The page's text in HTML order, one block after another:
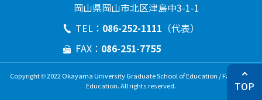
岡山県岡山市北区津島中3-1-1
TEL： 086-252-1111 （代表）
FAX： 086-251-7755
Copyright © 2022 Okayama University Graduate School of Education / Faculty of
Education. All rights reserved.
TOP